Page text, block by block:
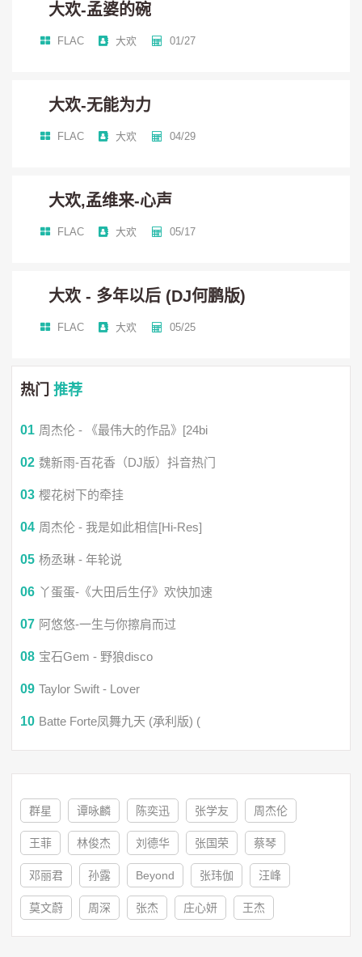
允许你一路哭但是不许停
允许你不勇敢不要认了怂
生活这场醒不来的梦
敢问谁会来陪我过酷暑寒冬
允许你误前程别错后半生
允许你白日梦不要一直等
允许你不快乐别丢了笑容
允许你一路哭但是不许停
允许你看错人再擦亮眼睛
允许你不勇敢不要认了怂
允许你误前程别错后半生
允许你白日梦不要一直等
允许你不快乐别丢了笑容
大欢-孟婆的碗
FLAC 大欢 01/27
大欢-无能为力
FLAC 大欢 04/29
大欢,孟维来-心声
FLAC 大欢 05/17
大欢 - 多年以后 (DJ何鹏版)
FLAC 大欢 05/25
热门 推荐
01 周杰伦 - 《最伟大的作品》[24bi
02 魏新雨-百花香（DJ版）抖音热门
03 樱花树下的牵挂
04 周杰伦 - 我是如此相信[Hi-Res]
05 杨丞琳 - 年轮说
06 丫蛋蛋-《大田后生仔》欢快加速
07 阿悠悠-一生与你擦肩而过
08 宝石Gem - 野狼disco
09 Taylor Swift - Lover
10 Batte Forte凤舞九天 (承利版) (
群星 谭咏麟 陈奕迅 张学友 周杰伦
王菲 林俊杰 刘德华 张国荣 蔡琴
邓丽君 孙露 Beyond 张玮伽 汪峰
莫文蔚 周深 张杰 庄心妍 王杰